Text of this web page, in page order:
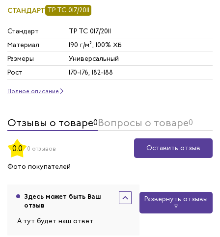
СТАНДАРТ ТР ТС 017/2011
Стандарт
ТР ТС 017/2011
Материал
190 г/м², 100% ХБ
Размеры
Универсальный
Рост
170-176, 182-188
Полное описание
Отзывы о товаре0Вопросы о товаре0
0.0 0 отзывов
Оставить отзыв
Фото покупателей
Здесь может быть Ваш
отзыв
А тут будет наш ответ
Развернуть отзывы